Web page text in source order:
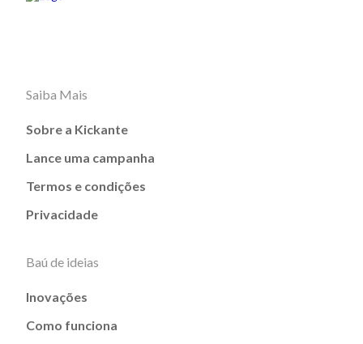
Saiba Mais
Sobre a Kickante
Lance uma campanha
Termos e condições
Privacidade
Baú de ideias
Inovações
Como funciona